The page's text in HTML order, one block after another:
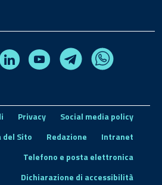
Linkedin Youtube TelegramWhatsapp
Privacy
Social media policy
del Sito
Redazione
Intranet
Telefono e posta elettronica
Dichiarazione di accessibilità